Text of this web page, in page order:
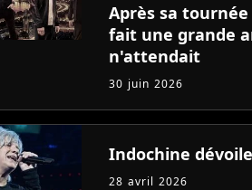
Après sa
fait une grande
n'attendait
30 juin 2026
Indochine
28 avril 2026